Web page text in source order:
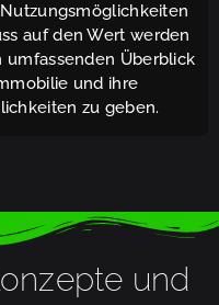
auf den Wert werden
Überblick
und ihre
zu geben.
und